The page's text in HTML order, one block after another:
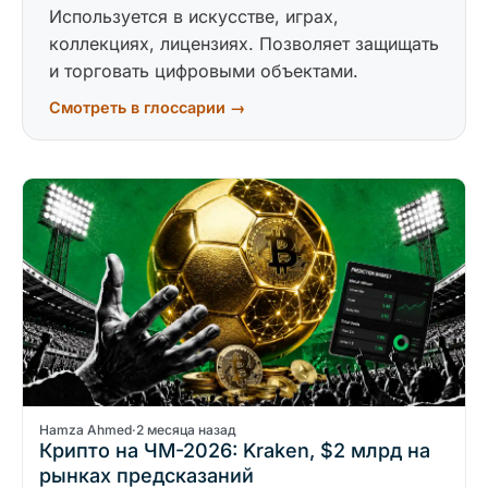
Используется в искусстве, играх,
коллекциях, лицензиях. Позволяет защищать
и торговать цифровыми объектами.
Смотреть в глоссарии →
Hamza Ahmed·2 месяца назад
Крипто на ЧМ-2026: Kraken, $2 млрд на
рынках предсказаний